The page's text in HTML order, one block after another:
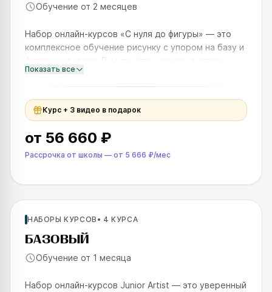
Обучение от 2 месяцев
Набор онлайн-курсов «С нуля до фигуры» — это
комплексное обучение рисунку с упором на базу и
фигуру человека. Вы начнёте с основ, а затем
углубитесь в анатомию и построение фигуры.
Показать все
Курс + 3 видео в подарок
от 56 660 ₽
Рассрочка от школы — от 5 666 ₽/мес
SKILLS UP
НАБОРЫ КУРСОВ • 4 КУРСА
БАЗОВЫЙ
Обучение от 1 месяца
Набор онлайн-курсов Junior Artist — это уверенный